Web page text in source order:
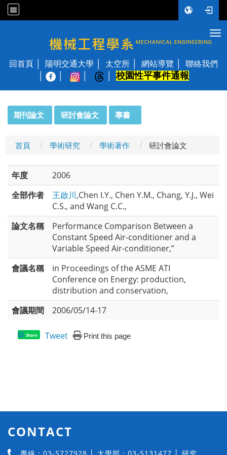
國立陽明交通大學 機械工程學系
回首頁 陽明交通大學 太空所 網站導覽
聯絡我們
校園性平事件通報
期刊論文 研討會論文 專書
首頁 學術研究 學術著作 研討會論文
年度
2006
全部作者
王啟川,Chen I.Y., Chen Y.M., Chang, Y.J., Wei
C.S., and Wang C.C.,
論文名稱
Performance Comparison Between a
Constant Speed Air-conditioner and a
Variable Speed Air-conditioner,”
會議名稱
in Proceedings of the ASME ATI
Conference on Energy: production,
distribution and conservation,
會議期間
2006/05/14-17
Share Tweet Print this page
CONTACT